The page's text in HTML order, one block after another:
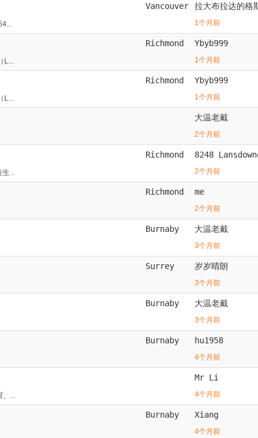
Vancouver 拉大布拉达的格
1个月前
Richmond Ybyb999
1个月前
Richmond Ybyb999
1个月前
大温老戴
2个月前
...
Richmond 8248
2个月前
Richmond me
2个月前
Burnaby 大温老戴
3个月前
Surrey 岁岁晴朗
3个月前
Burnaby 大温老戴
3个月前
Burnaby hu1958
4个月前
...
Mr Li
4个月前
Burnaby Xiang
4个月前